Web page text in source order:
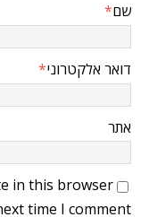
שם*
דואר אלקטרוני*
אתר
in this browser
time I comment.